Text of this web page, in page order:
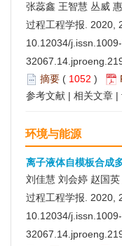
张蕊鑫 王智慧 丛威
过程工程学报.
10.12034/
摘要 ( 1052 )
参考文献 | 相关文章 |
环境与能源
离子液体自模板合成
刘佳慧 刘会婷 赵国
过程工程学报.
10.12034/